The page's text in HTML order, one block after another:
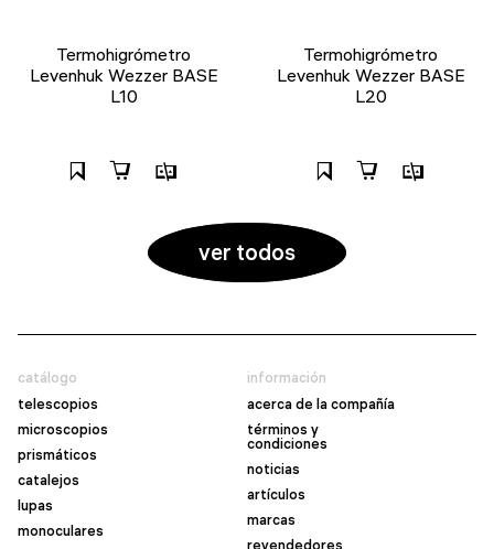
Termohigrómetro
Levenhuk Wezzer BASE
L10
Termohigrómetro
Levenhuk Wezzer BASE
L20
ver todos
catálogo
telescopios
microscopios
prismáticos
catalejos
lupas
monoculares
información
acerca de la compañía
términos y
condiciones
noticias
artículos
marcas
revendedores